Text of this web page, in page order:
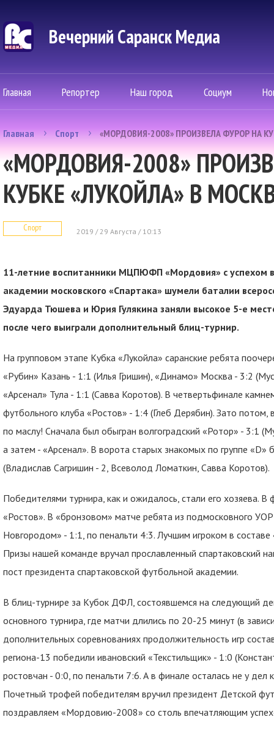
Вечерний Саранск Mедиа
Главная Репортер Наш город Социум
Главная Спорт «МОРДОВИЯ-2008» ПРОИЗВЕЛА ФУРОР НА
«МОРДОВИЯ-2008»
КУБКЕ «ЛУКОЙЛА» В
Спорт 2019 / 29 Августа / 10:13
11-летние воспитанники МЦПЮФП «Мордовия» с успехом
академии московского «Спартака» шумели баталии
Эдуарда Тюшева и Юрия Гулякина заняли высокое 5-е
после чего выиграли дополнительный блиц-турнир.
На групповом этапе Кубка «Лукойла» саранские ребята
«Рубин» Казань - 1:1 (Илья Гришин), «Динамо» Москва - 3:2
«Арсенал» Тула - 1:1 (Савва Коротов). В четвертьфинале
футбольного клуба «Ростов» - 1:4 (Глеб Дерябин). Зато потом,
по маслу! Сначала был обыгран волгоградский «Ротор» - 3:1
а затем - «Арсенал». В ворота старых знакомых по группе
(Владислав Сагришин - 2, Всеволод Ломаткин, Савва Коротов).
Победителями турнира, как и ожидалось, стали его хозяева.
«Ростов». В «бронзовом» матче ребята из подмосковного
Новгородом» - 1:1, по пенальти 4:3. Лучшим игроком в
Призы нашей команде вручал прославленный спартаковский
пост президента спартаковской футбольной академии.
В блиц-турнире за Кубок ДФЛ, состоявшемся на следующий
основного турнира, где матчи длились по 20-25 минут (в
дополнительных соревнованиях продолжительность игр
региона-13 победили ивановский «Текстильщик» - 1:0
ростовчан - 0:0, по пенальти 7:6. А в финале осталась не у дел
Почетный трофей победителям вручил президент Детской
поздравляем «Мордовию-2008» со столь впечатляющим